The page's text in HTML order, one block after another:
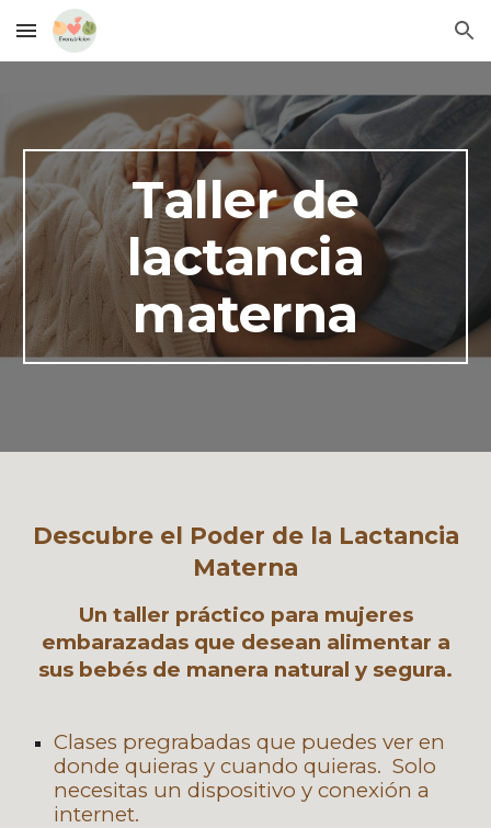
Skip to main content Skip to navigation
Taller de
lactancia
materna
Descubre el Poder de la Lactancia
Materna
Un taller práctico para mujeres
embarazadas que desean alimentar a
sus bebés de manera natural y segura.
Clases pregrabadas que puedes ver en
donde quieras y cuando quieras. Solo
necesitas un dispositivo y conexión a
internet.